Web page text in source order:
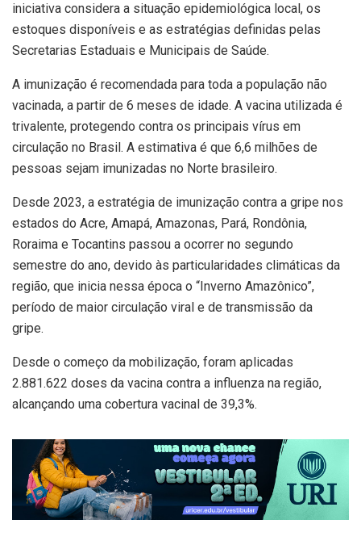
iniciativa considera a situação epidemiológica local, os
estoques disponíveis e as estratégias definidas pelas
Secretarias Estaduais e Municipais de Saúde.
A imunização é recomendada para toda a população não
vacinada, a partir de 6 meses de idade. A vacina utilizada é
trivalente, protegendo contra os principais vírus em
circulação no Brasil. A estimativa é que 6,6 milhões de
pessoas sejam imunizadas no Norte brasileiro.
Desde 2023, a estratégia de imunização contra a gripe nos
estados do Acre, Amapá, Amazonas, Pará, Rondônia,
Roraima e Tocantins passou a ocorrer no segundo
semestre do ano, devido às particularidades climáticas da
região, que inicia nessa época o “Inverno Amazônico”,
período de maior circulação viral e de transmissão da
gripe.
Desde o começo da mobilização, foram aplicadas
2.881.622 doses da vacina contra a influenza na região,
alcançando uma cobertura vacinal de 39,3%.